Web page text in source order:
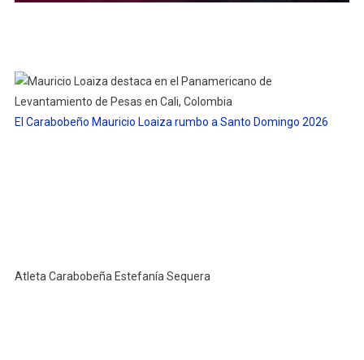
El Carabobeño Mauricio Loaiza rumbo a Santo Domingo 2026
Atleta Carabobeña Estefanía Sequera